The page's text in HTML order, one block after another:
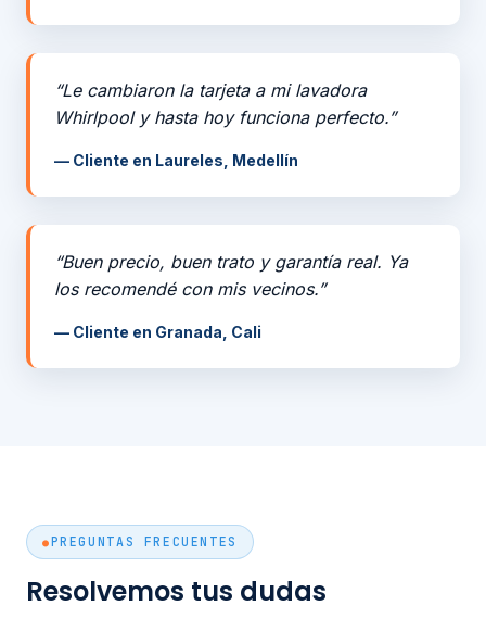
“Le cambiaron la tarjeta a mi lavadora
Whirlpool y hasta hoy funciona perfecto.”
— Cliente en Laureles, Medellín
“Buen precio, buen trato y garantía real. Ya
los recomendé con mis vecinos.”
— Cliente en Granada, Cali
PREGUNTAS FRECUENTES
Resolvemos tus dudas